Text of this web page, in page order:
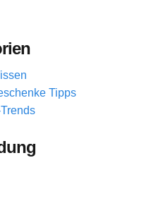
Tipps